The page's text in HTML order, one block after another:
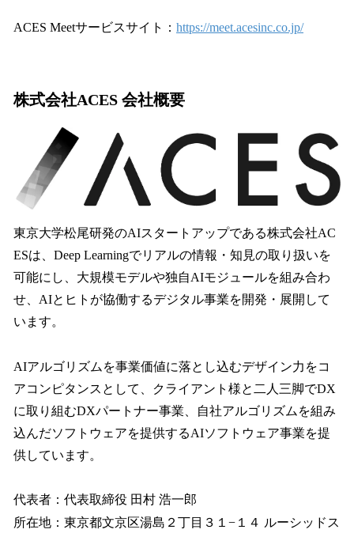
ACES Meetサービスサイト： https://meet.acesinc.co.jp/
株式会社ACES 会社概要
東京大学松尾研発のAIスタートアップである株式会社AC
ESは、Deep Learningでリアルの情報・知見の取り扱いを
可能にし、大規模モデルや独自AIモジュールを組み合わ
せ、AIとヒトが協働するデジタル事業を開発・展開して
います。
AIアルゴリズムを事業価値に落とし込むデザイン力をコ
アコンピタンスとして、クライアント様と二人三脚でDX
に取り組むDXパートナー事業、自社アルゴリズムを組み
込んだソフトウェアを提供するAIソフトウェア事業を提
供しています。
代表者：代表取締役 田村 浩一郎
所在地：東京都文京区湯島２丁目３１−１４ ルーシッドス